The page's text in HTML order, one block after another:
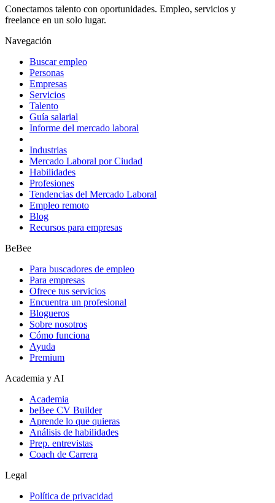
Conectamos talento con oportunidades. Empleo, servicios y
freelance en un solo lugar.
Navegación
Buscar empleo
Personas
Empresas
Servicios
Talento
Guía salarial
Informe del mercado laboral
Industrias
Mercado Laboral por Ciudad
Habilidades
Profesiones
Tendencias del Mercado Laboral
Empleo remoto
Blog
Recursos para empresas
BeBee
Para buscadores de empleo
Para empresas
Ofrece tus servicios
Encuentra un profesional
Blogueros
Sobre nosotros
Cómo funciona
Ayuda
Premium
Academia y AI
Academia
beBee CV Builder
Aprende lo que quieras
Análisis de habilidades
Prep. entrevistas
Coach de Carrera
Legal
Política de privacidad